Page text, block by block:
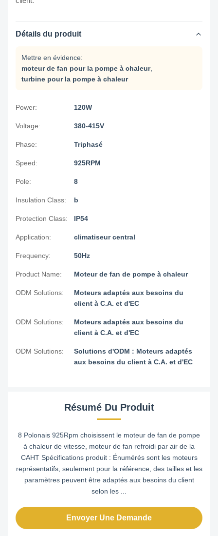
Détails du produit
Mettre en évidence:
moteur de fan pour la pompe à chaleur,
turbine pour la pompe à chaleur
Power: 120W
Voltage: 380-415V
Phase: Triphasé
Speed: 925RPM
Pole: 8
Insulation Class: b
Protection Class: IP54
Application: climatiseur central
Frequency: 50Hz
Product Name: Moteur de fan de pompe à chaleur
ODM Solutions:
Moteurs adaptés aux besoins du
client à C.A. et d'EC
ODM Solutions:
Moteurs adaptés aux besoins du
client à C.A. et d'EC
ODM Solutions:
Solutions d'ODM : Moteurs adaptés
aux besoins du client à C.A. et d'EC
Résumé Du Produit
8 Polonais 925Rpm choisissent le moteur de fan de pompe
à chaleur de vitesse, moteur de fan refroidi par air de la
CAHT Spécifications produit : Énumérés sont les moteurs
représentatifs, seulement pour la référence, des tailles et les
paramètres peuvent être adaptés aux besoins du client
selon les ...
Envoyer Une Demande